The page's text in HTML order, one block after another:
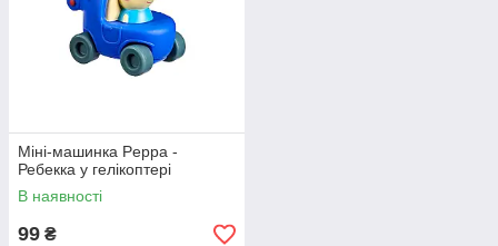
Міні-машинка Peppa -
Ребекка у гелікоптері
В наявності
99 ₴